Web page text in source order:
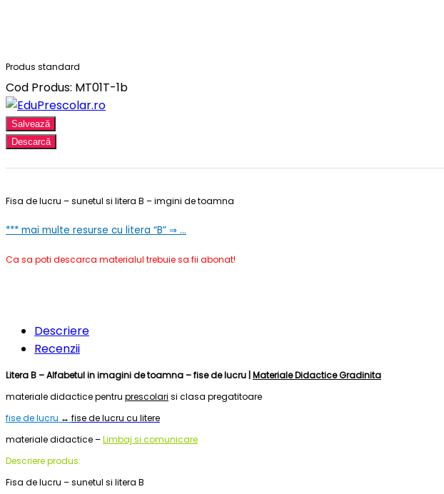
Produs standard
Cod Produs: MT01T-1b
Salvează
Descarcă
Fisa de lucru – sunetul si litera B – imgini de toamna
*** mai multe resurse cu litera “B” ⇒ …
Ca sa poti descarca materialul trebuie sa fii abonat!
Descriere
Recenzii
Litera B – Alfabetul in imagini de toamna – fise de lucru | Materiale Didactice Gradinita
materiale didactice pentru prescolari si clasa pregatitoare
fise de lucru ↔ fise de lucru cu litere
materiale didactice –Limbaj si comunicare
Descriere produs:
Fisa de lucru – sunetul si litera B